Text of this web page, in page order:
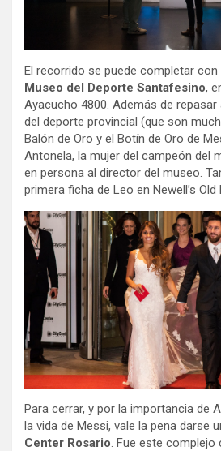
El recorrido se puede completar con
Museo del Deporte Santafesino,
Ayacucho 4800. Además de
del deporte provincial (que son
Balón de Oro y el Botín de Oro de
Antonela, la mujer del campeón del
en persona al director del museo.
primera ficha de Leo en Newell’s Old
Para cerrar, y por la importancia de
la vida de Messi, vale la pena darse
Center Rosario . Fue este